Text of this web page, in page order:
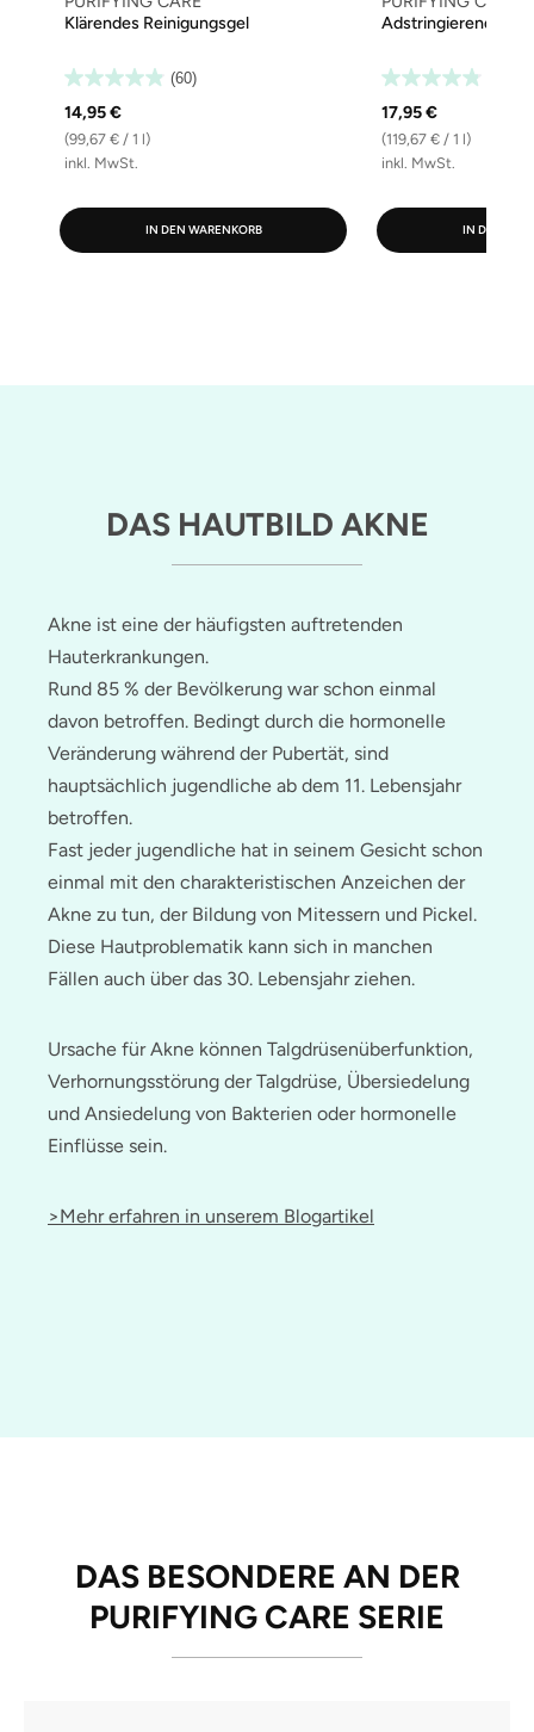
Klärendes Reinigungsgel
(60)
14,95 €
(99,67 € / 1 l)
inkl. MwSt.
IN DEN WARENKORB
Adstringierendes
17,95 €
(119,67 € / 1 l)
inkl. MwSt.
IN DEN
DAS HAUTBILD AKNE
Akne ist eine der häufigsten auftretenden
Hauterkrankungen.
Rund 85 % der Bevölkerung war schon einmal
davon betroffen. Bedingt durch die hormonelle
Veränderung während der Pubertät, sind
hauptsächlich jugendliche ab dem 11. Lebensjahr
betroffen.
Fast jeder jugendliche hat in seinem Gesicht schon
einmal mit den charakteristischen Anzeichen der
Akne zu tun, der Bildung von Mitessern und Pickel.
Diese Hautproblematik kann sich in manchen
Fällen auch über das 30. Lebensjahr ziehen.
Ursache für Akne können Talgdrüsenüberfunktion,
Verhornungsstörung der Talgdrüse, Übersiedelung
und Ansiedelung von Bakterien oder hormonelle
Einflüsse sein.
>Mehr erfahren in unserem Blogartikel
DAS BESONDERE AN DER
PURIFYING CARE SERIE